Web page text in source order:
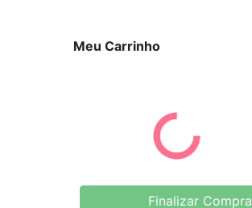
Meu Carrinho
Finalizar Compra